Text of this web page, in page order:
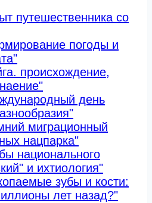
путешественника со
погоды и
происхождение,
день
миграционный
нацпарка"
национального
и ихтиология"
зубы и кости:
лет назад?"